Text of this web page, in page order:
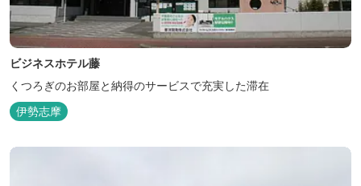
ビジネスホテル藤
くつろぎのお部屋と納得のサービスで充実した滞在
伊勢志摩